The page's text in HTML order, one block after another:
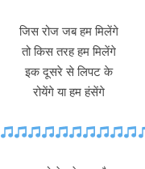
जिस रोज जब हम मिलेंगे
तो किस तरह हम मिलेंगे
इक दूसरे से लिपट के
रोयेंगे या हम हंसेंगे